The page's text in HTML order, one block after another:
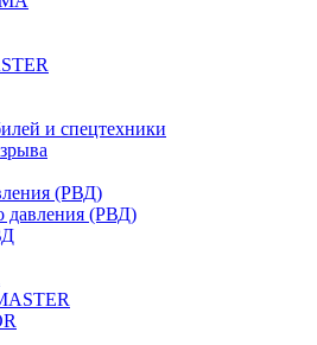
и спецтехники
(РВД)
давления (РВД)